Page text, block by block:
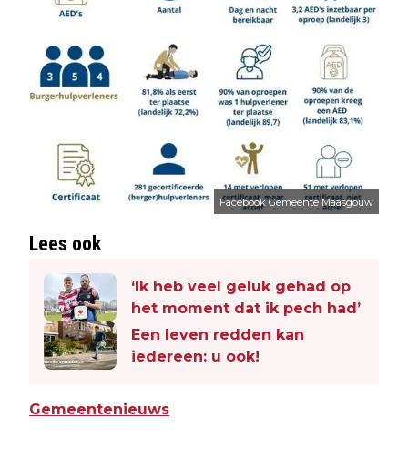
Facebook Gemeente Maasgouw
Lees ook
‘Ik heb veel geluk gehad op
het moment dat ik pech had’
Een leven redden kan
iedereen: u ook!
Gemeentenieuws